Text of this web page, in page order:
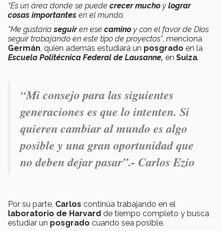
“Es un área donde se puede crecer mucho y lograr
cosas importantes en el mundo.
"Me gustaríaseguiren ese camino y con el favor de Dios
seguir trabajando en este tipo de proyectos”, menciona
Germán, quien además estudiará un posgrado en la
Escuela Politécnica Federal de Lausanne, en Suiza.
“Mi consejo para las siguientes
generaciones es que lo intenten. Si
quieren cambiar al mundo es algo
posible y una gran oportunidad que
no deben dejar pasar”.- Carlos Ezio
Por su parte, Carlos continúa trabajando en el
laboratorio de Harvard de tiempo completo y busca
estudiar un posgrado cuando sea posible.